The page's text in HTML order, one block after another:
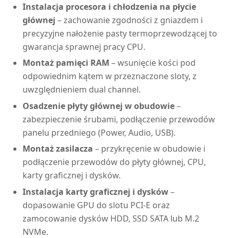
Instalacja procesora i chłodzenia na płycie
głównej – zachowanie zgodności z gniazdem i
precyzyjne nałożenie pasty termoprzewodzącej to
gwarancja sprawnej pracy CPU.
Montaż pamięci RAM – wsunięcie kości pod
odpowiednim kątem w przeznaczone sloty, z
uwzględnieniem dual channel.
Osadzenie płyty głównej w obudowie–
zabezpieczenie śrubami, podłączenie przewodów
panelu przedniego (Power, Audio, USB).
Montaż zasilacza – przykręcenie w obudowie i
podłączenie przewodów do płyty głównej, CPU,
karty graficznej i dysków.
Instalacja karty graficznej i dysków–
dopasowanie GPU do slotu PCI-E oraz
zamocowanie dysków HDD, SSD SATA lub M.2
NVMe.